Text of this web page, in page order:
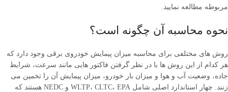
مربوطه مطالعه نمایید.
نحوه محاسبه آن چگونه است؟
روش ‌های مختلفی برای محاسبه میزان پیمایش خودروی برقی وجود دارد که
هر کدام از این روش ‌ها با در نظر گرفتن فاکتور هایی مانند سرعت، شرایط
جاده، وضعیت آب و هوا و میزان بار خودرو، میزان پیمایش آن را تخمین می
‌زنند. چهار استاندارد اصلی شامل WLTP، CLTC، EPA و NEDC هستند که